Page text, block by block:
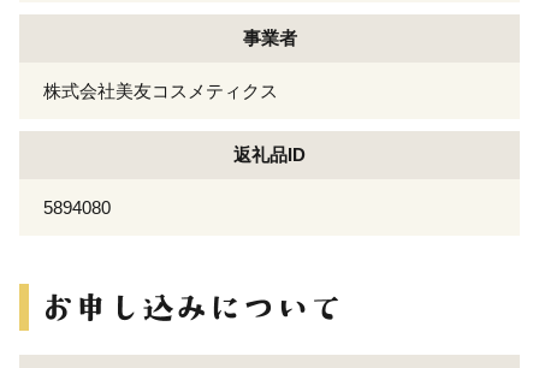
事業者
株式会社美友コスメティクス
返礼品ID
5894080